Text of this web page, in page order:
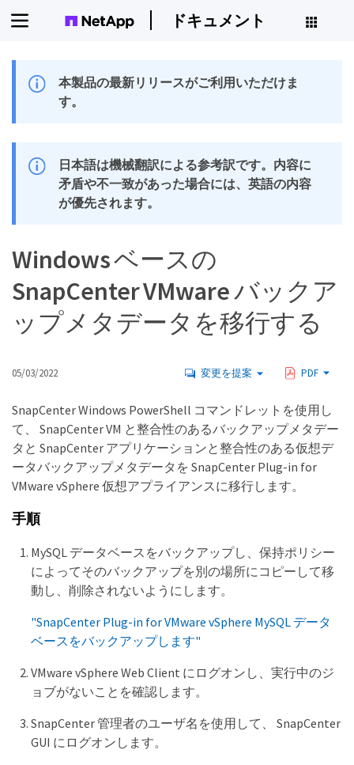
ドキュメント
本製品の最新リリースがご利用いただけま
す。
日本語は機械翻訳による参考訳です。内容に
矛盾や不一致があった場合には、英語の内容
が優先されます。
Windows ベースの
SnapCenter VMware バックア
ップメタデータを移行する
05/03/2022 変更を提案 PDF
SnapCenter Windows PowerShell コマンドレットを使用し
て、 SnapCenter VM と整合性のあるバックアップメタデー
タと SnapCenter アプリケーションと整合性のある仮想デ
ータバックアップメタデータを SnapCenter Plug-in for
VMware vSphere 仮想アプライアンスに移行します。
手順
MySQL データベースをバックアップし、保持ポリシー
によってそのバックアップを別の場所にコピーして移
動し、削除されないようにします。
"SnapCenter Plug-in for VMware vSphere MySQL データ
ベースをバックアップします"
VMware vSphere Web Client にログオンし、実行中のジ
ョブがないことを確認します。
SnapCenter 管理者のユーザ名を使用して、 SnapCenter
GUI にログオンします。